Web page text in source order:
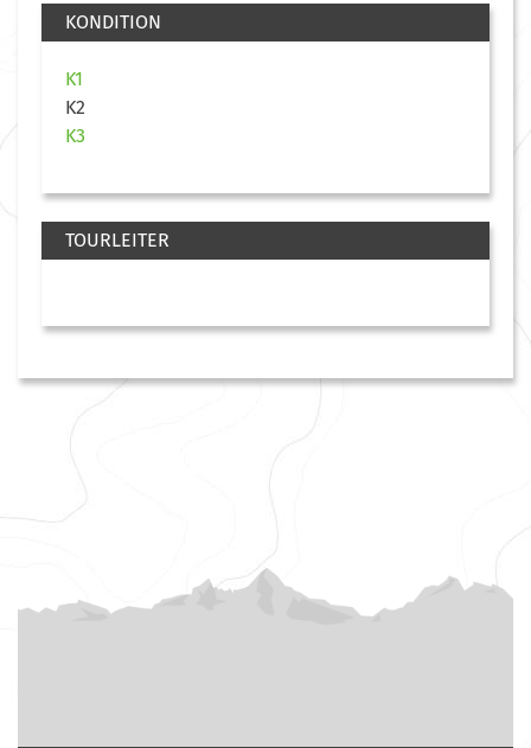
KONDITION
K1
K2
K3
TOURLEITER